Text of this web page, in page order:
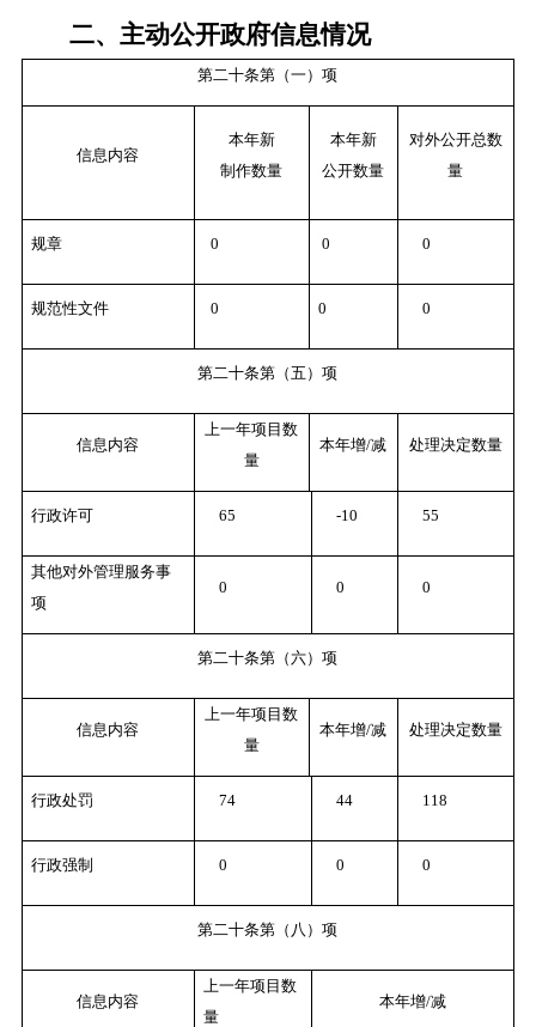
二、主动公开政府信息情况
第二十条第（一）项
信息内容
本年新
制作数量
本年新
公开数量
对外公开总数
量
规章 0 0 0
规范性文件 0 0 0
第二十条第（五）项
信息内容
上一年项目数
量
本年增/减 处理决定数量
行政许可 65 -10 55
其他对外管理服务事
项
0 0 0
第二十条第（六）项
信息内容
上一年项目数
量
本年增/减 处理决定数量
行政处罚 74 44 118
行政强制 0 0 0
第二十条第（八）项
信息内容
上一年项目数
量
本年增/减